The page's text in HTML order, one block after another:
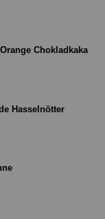
Chokladkaka
Hasselnötter